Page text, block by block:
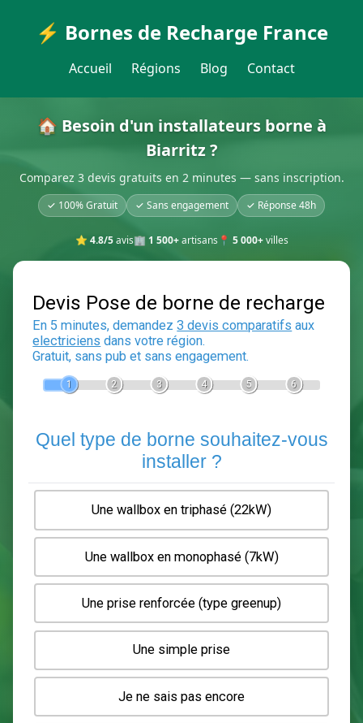
⚡ Bornes de Recharge France
Accueil Régions Blog Contact
🏠 Besoin d'un installateurs borne à
Biarritz ?
Comparez 3 devis gratuits en 2 minutes — sans inscription.
✓ 100% Gratuit ✓ Sans engagement ✓ Réponse 48h
⭐ 4.8/5avis🏢 1 500+artisans 📍 5 000+villes
Devis Pose de borne de
En 5 minutes, demandez3 devis comparatifs
Gratuit, sans pub et sans engagement.
2 3 6
Quel type de borne souhaitez-
installer ?
Une wallbox en triphasé (22kW)
Une wallbox en monophasé (7kW)